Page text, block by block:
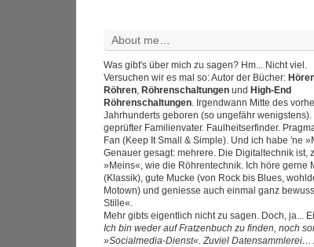
About me…
Was gibt's über mich zu sagen? Hm... Nicht viel.
Versuchen wir es mal so: Autor der Bücher:
Röhren, Röhrenschaltungen und High-End
Röhrenschaltungen. Irgendwann Mitte des
Jahrhunderts geboren (so ungefähr wenigstens).
geprüfter Familienvater. Faulheitserfinder.
Fan (Keep It Small & Simple). Und ich habe 'ne
Genauer gesagt: mehrere. Die Digitaltechnik ist,
»Meins«, wie die Röhrentechnik. Ich höre gerne
(Klassik), gute Mucke (von Rock bis Blues,
Motown) und geniesse auch einmal ganz
Stille«.
Mehr gibts eigentlich nicht zu sagen. Doch, ja...
Ich bin weder auf Fratzenbuch zu finden, noch
»Socialmedia-Dienst«. Zuviel Datensammlerei…